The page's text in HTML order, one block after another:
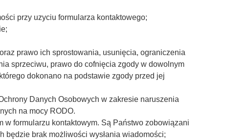
przy uzyciu formularza kontaktowego;
prawo ich sprostowania, usunięcia, ograniczenia
sprzeciwu, prawo do cofnięcia zgody w dowolnym
dokonano na podstawie zgody przed jej
Danych Osobowych w zakresie naruszenia
na mocy RODO.
formularzu kontaktowym. Są Państwo zobowiązani
brak możliwości wysłania wiadomości;